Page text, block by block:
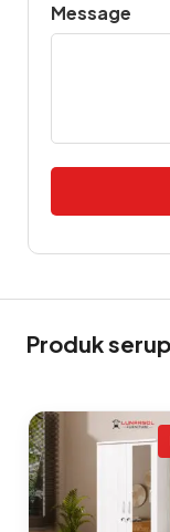
Message
Produk